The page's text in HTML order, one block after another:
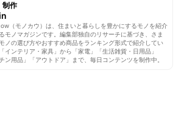
制作
（モノカウ）は、住まいと暮らしを豊かにするモノを紹介
モノマガジンです。編集部独自のリサーチに基づき、さま
ノの選び方やおすすめ商品をランキング形式で紹介してい
インテリア・家具」から「家電」「生活雑貨・日用品」
チン用品」「アウトドア」まで、毎日コンテンツを制作中。